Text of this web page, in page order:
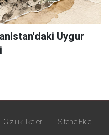
Uygur
Gizlilik İlkeleri Sitene Ekle